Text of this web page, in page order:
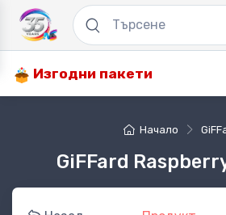
Изгодни пакети
Начало
GiFFard